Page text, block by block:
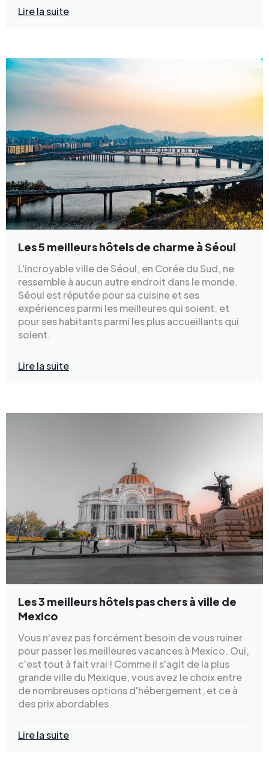
Lire la suite
Les 5 meilleurs hôtels de charme à Séoul
L'incroyable ville de Séoul, en Corée du Sud, ne
ressemble à aucun autre endroit dans le monde.
Séoul est réputée pour sa cuisine et ses
expériences parmi les meilleures qui soient, et
pour ses habitants parmi les plus accueillants qui
soient.
Lire la suite
Les 3 meilleurs hôtels pas chers à ville de
Mexico
Vous n'avez pas forcément besoin de vous ruiner
pour passer les meilleures vacances à Mexico. Oui,
c'est tout à fait vrai ! Comme il s'agit de la plus
grande ville du Mexique, vous avez le choix entre
de nombreuses options d'hébergement, et ce à
des prix abordables.
Lire la suite